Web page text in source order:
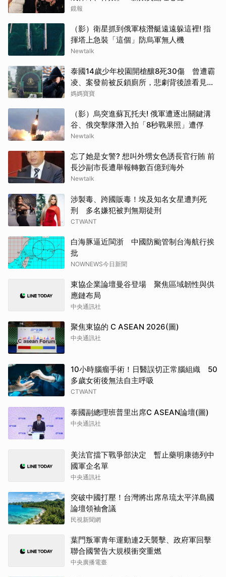
鏡報
（影）衛星抓到俄軍核潛艇遠遠躲這裡! 指
揮塔上急裝「這個」防烏軍無人機
Newtalk
泰國14歲少年校園開槍釀8死30傷 曾遭霸
凌、案發前被反鎖廁所，悲劇背後誰看見了
求救訊號？
媽媽寶寶
（影）烏突進蘇瓦托夫! 俄軍遭逐出關鍵溝
谷、俄突擊隊潛入拍「8秒戰果照」遭俘
Newtalk
忘了她是女警? 想叫外甥女色誘長官行賄 前
長沙副市長遭舉報轉數百億到海外
Newtalk
涉製毒、跨國販毒！埃及知名女星遭判死
刑 多名嫌犯被判無期徒刑
CTWANT
白海豚逼近閩浙 中國防颱管制台海航行挨
批
NOWNEWS今日新聞
東協企業論壇曼谷登場 聚焦區域韌性與供
應鏈布局
中央通訊社
聚焦東協的 C ASEAN 2026(圖)
中央通訊社
10小時腦瘤手術！日醫誤切正常腦組織 50
多歲女術後無法自主呼吸
CTWANT
泰國副總理班普里出席C ASEAN論壇(圖)
中央通訊社
美法官擋下戰爭部決定 暫止藥明康德列中
國軍企名單
中央通訊社
突破中國打壓！台灣將出席帛琉太平洋島國
論壇領袖會議
民視新聞網
葉門叛軍青年運動連2天襲擊、政府軍回擊
聯合國警告大規模衝突重燃
中央廣播電臺